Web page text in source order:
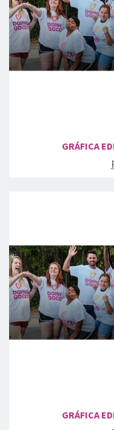
GRÁFICA
GRÁFICA